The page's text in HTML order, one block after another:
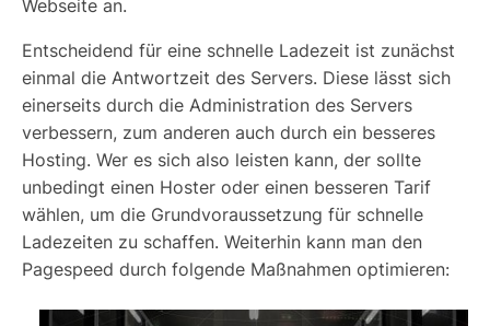
Webseite an.
Entscheidend für eine schnelle Ladezeit ist zunächst
einmal die Antwortzeit des Servers. Diese lässt sich
einerseits durch die Administration des Servers
verbessern, zum anderen auch durch ein besseres
Hosting. Wer es sich also leisten kann, der sollte
unbedingt einen Hoster oder einen besseren Tarif
wählen, um die Grundvoraussetzung für schnelle
Ladezeiten zu schaffen. Weiterhin kann man den
Pagespeed durch folgende Maßnahmen optimieren: